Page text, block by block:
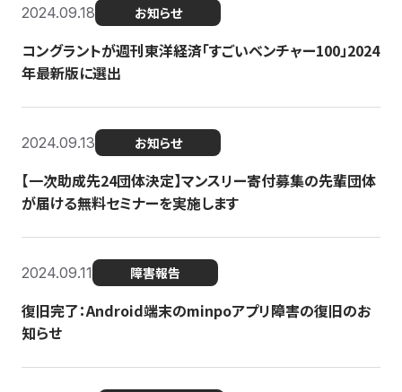
2024.09.18 お知らせ
コングラントが週刊東洋経済「すごいベンチャー100」2024
年最新版に選出
2024.09.13 お知らせ
【一次助成先24団体決定】マンスリー寄付募集の先輩団体
が届ける無料セミナーを実施します
2024.09.11 障害報告
復旧完了：Android端末のminpoアプリ障害の復旧のお
知らせ